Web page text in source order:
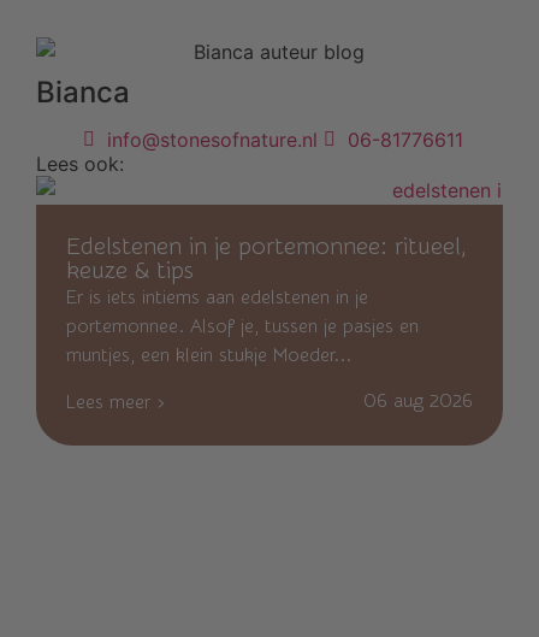
Bianca
info@stonesofnature.nl
06-81776611
Lees ook:
Edelstenen in je portemonnee: ritueel,
keuze & tips
Er is iets intiems aan edelstenen in je
portemonnee. Alsof je, tussen je pasjes en
muntjes, een klein stukje Moeder...
Lees meer › 06 aug 2026